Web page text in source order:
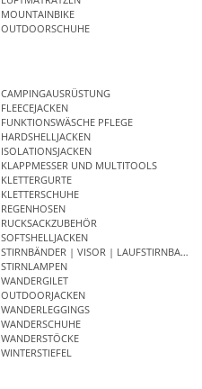
MOUNTAINBIKE
OUTDOORSCHUHE
CAMPINGAUSRÜSTUNG
FLEECEJACKEN
FUNKTIONSWÄSCHE PFLEGE
HARDSHELLJACKEN
ISOLATIONSJACKEN
KLAPPMESSER UND MULTITOOLS
KLETTERGURTE
KLETTERSCHUHE
REGENHOSEN
RUCKSACKZUBEHÖR
SOFTSHELLJACKEN
STIRNBÄNDER | VISOR | LAUFSTIRNBAND
STIRNLAMPEN
WANDERGILET
OUTDOORJACKEN
WANDERLEGGINGS
WANDERSCHUHE
WANDERSTÖCKE
WINTERSTIEFEL